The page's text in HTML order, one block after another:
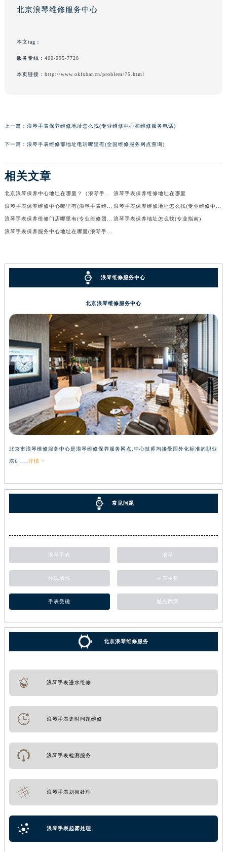
北京浪琴维修服务中心
本文tag：
服务专线： 400-995-7728
本页链接： http://www.okfxbar.cn/problem/75.html
上一篇： 浪琴手表保养维修地址怎么找(专业维修中心和维修服务电话)
下一篇： 浪琴手表维修部地址电话哪里有(全国维修服务网点查询)
相关文章
浪琴手表保养维修地址在哪里
浪琴手表保养地址怎么找(专业指南)
浪琴维修服务中心
北京浪琴维修服务中心
北京市浪琴维修服务中心是浪琴维修保养服务网点,中心技师均接受国外化标准的职业
培训.... 详情 >
常见问题
浪琴手表 浪琴
外观清洗 手表生锈
手表受磁 抛光翻新
北京浪琴维修服务
浪琴手表进水维修
浪琴手表走时问题维修
浪琴手表检测服务
浪琴手表划痕处理
浪琴手表起雾处理